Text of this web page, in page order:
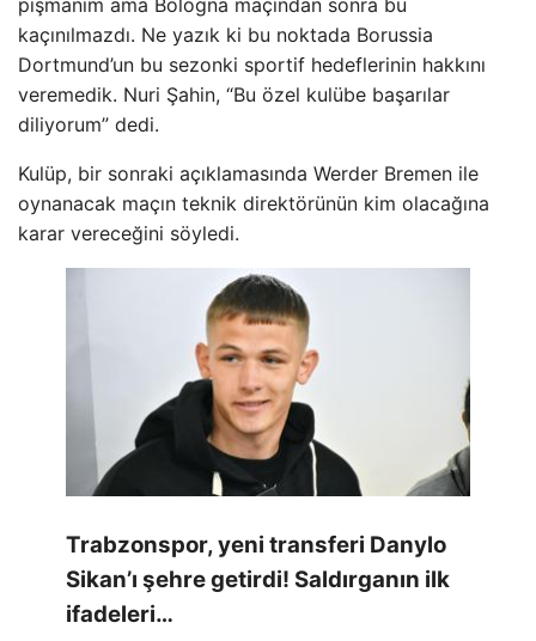
pişmanım ama Bologna maçından sonra bu
kaçınılmazdı. Ne yazık ki bu noktada Borussia
Dortmund’un bu sezonki sportif hedeflerinin hakkını
veremedik. Nuri Şahin, “Bu özel kulübe başarılar
diliyorum” dedi.
Kulüp, bir sonraki açıklamasında Werder Bremen ile
oynanacak maçın teknik direktörünün kim olacağına
karar vereceğini söyledi.
Trabzonspor, yeni transferi Danylo
Sikan’ı şehre getirdi! Saldırganın ilk
ifadeleri…